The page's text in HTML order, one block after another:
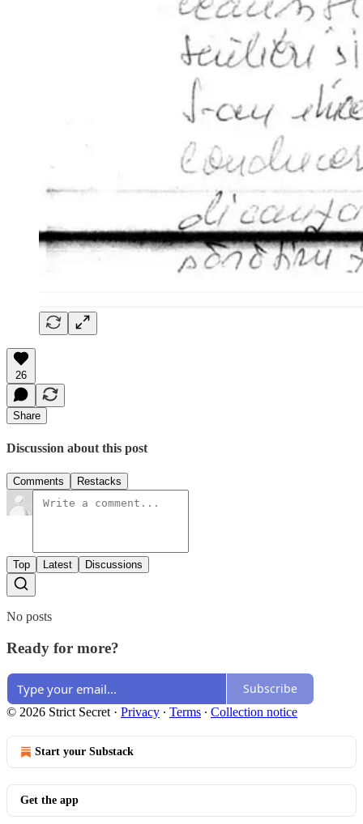
26
Share
Discussion about this post
Comments Restacks
Top Latest Discussions
No posts
Ready for more?
Subscribe
© 2026 Strict Secret · Privacy ∙ Terms ∙ Collection notice
Start your Substack
Get the app